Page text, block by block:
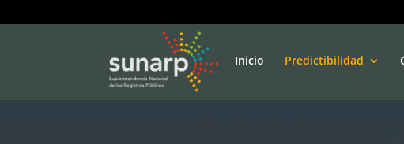
Inicio Predictibilidad